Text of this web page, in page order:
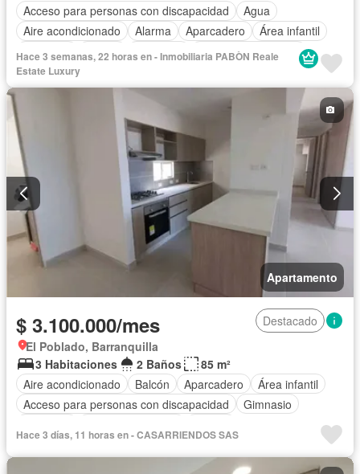
Acceso para personas con discapacidad
Agua
Aire acondicionado
Alarma Aparcadero
Área infantil
Ascensor
Balcón Barbecue
Caseta de vigilancia
Cocina integral
Gimnasio
Internet Piscina Sauna
Seguridad privada
Vista panorámica
Hace 3 semanas, 22 horas en - Inmobiliaria PABÒN Reale
Estate Luxury
Apartamento
$ 3.100.000/mes
Destacado
El Poblado, Barranquilla
3 Habitaciones
2 Baños
85 m²
Aire acondicionado
Balcón Aparcadero
Área infantil
Acceso para personas con discapacidad
Gimnasio
Hace 3 días, 11 horas en - CASARRIENDOS SAS